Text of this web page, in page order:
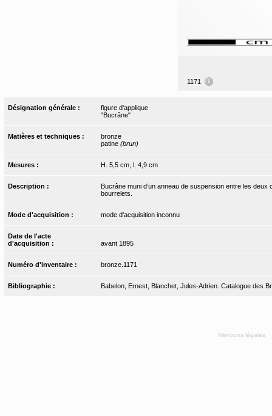
1171
Désignation générale :
figure d'applique
"Bucrâne"
Matières et techniques :
bronze
patine (brun)
Mesures : H. 5,5 cm, l. 4,9 cm
Description :
Bucrâne muni d’un anneau de suspension entre les
bourrelets.
Mode d'acquisition : mode d'acquisition inconnu
Date de l'acte
d'acquisition :
avant 1895
Numéro d'inventaire : bronze.1171
Bibliographie : Babelon, Ernest, Blanchet, Jules-Adrien. Catalogue des
Mentions légales